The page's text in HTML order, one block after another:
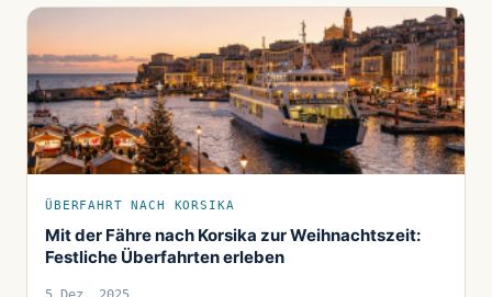
ÜBERFAHRT NACH KORSIKA
Mit der Fähre nach Korsika zur Weihnachtszeit:
Festliche Überfahrten erleben